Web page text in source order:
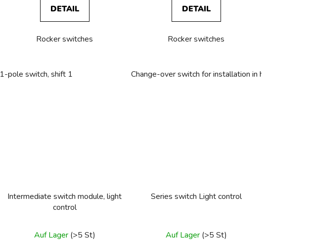
DETAIL
Rocker switches
1-pole switch, shift 1
DETAIL
Rocker switches
Change-over switch for installation in hollow walls
Intermediate switch module, light
control
Auf Lager (>5 St)
Series switch Light control
Auf Lager (>5 St)